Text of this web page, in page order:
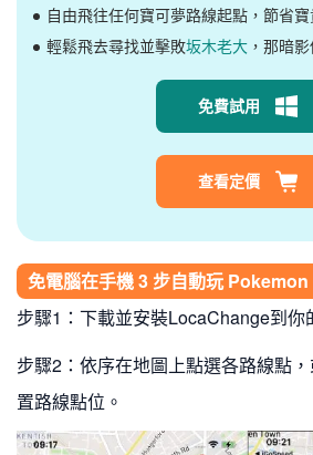
自由飛往任何寶可夢路線起點，節省寶
輕鬆飛去尋找並擊敗坂木老大 ，那暗
免費試用
查看定價
免電腦在手機 3 步自動玩 Pokemon
步驟1：下載並安裝LocaChange到你
步驟2：依序在地圖上點選各路線點
置路線點位。